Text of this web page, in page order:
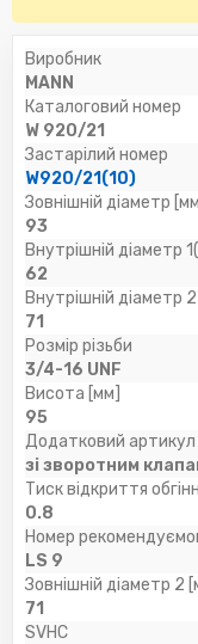
Виробник
MANN
Каталоговий номер
W 920/21
Застарілий номер
W920/21(10)
Зовнішній діаметр [мм]
93
Внутрішній діаметр
62
Внутрішній діаметр
71
Розмір різьби
3/4-16 UNF
Висота [мм]
95
Додатковий
зі зворотним
Тиск відкриття
0.8
Номер
LS 9
Зовнішній діаметр 2
71
SVHC